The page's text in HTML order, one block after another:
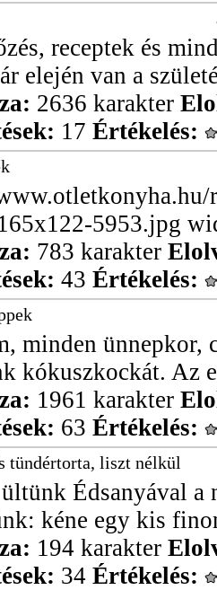
receptek és
elején van a
2636 karakter
17 Értékelés:
5953.jpg
783 karakter
43 Értékelés:
minden ünnepkor,
kókuszkockát. Az
1961 karakter
63 Értékelés:
tündértorta, liszt nélkül
Édsanyával a
kéne egy kis
194 karakter
34 Értékelés: